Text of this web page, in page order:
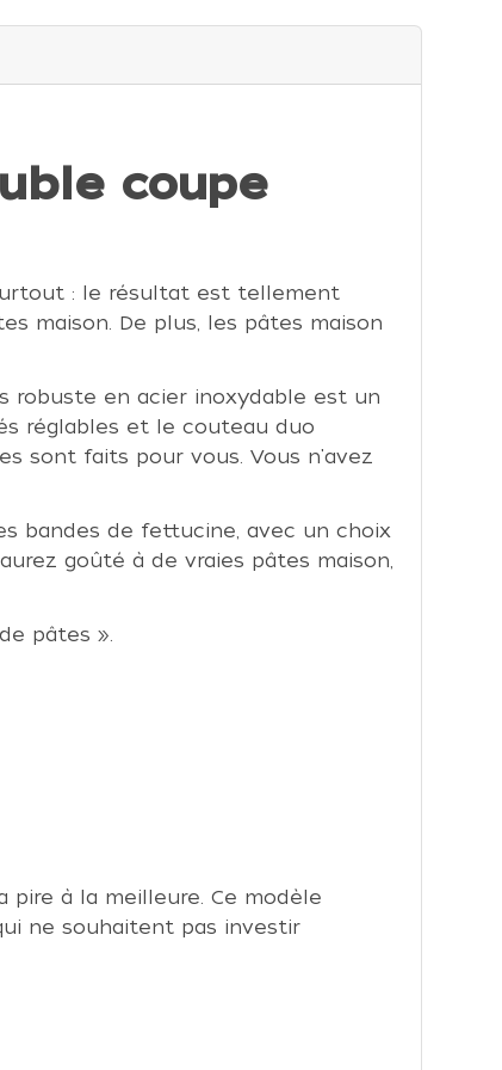
coupe
: le résultat est tellement
maison. De plus, les pâtes maison
robuste en acier inoxydable est un
réglables et le couteau duo
sont faits pour vous. Vous n'avez
bandes de fettucine, avec un choix
goûté à de vraies pâtes maison,
pâtes ».
pire à la meilleure. Ce modèle
ne souhaitent pas investir